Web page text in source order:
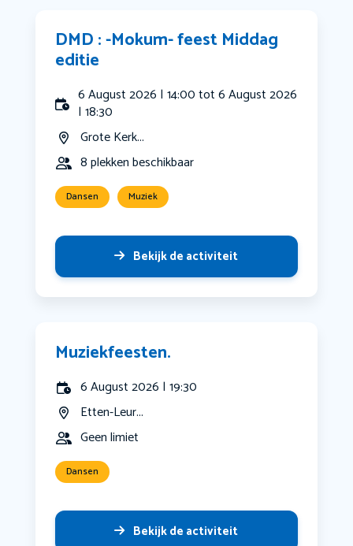
DMD : -Mokum- feest Middag
editie
6 August 2026 | 14:00 tot 6 August 2026
| 18:30
Grote Kerk...
8 plekken beschikbaar
Dansen Muziek
Bekijk de activiteit
Muziekfeesten.
6 August 2026 | 19:30
Etten-Leur...
Geen limiet
Dansen
Bekijk de activiteit